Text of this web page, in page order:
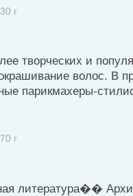
г
творческих и
волос. В
парикмахеры-
г
литература��